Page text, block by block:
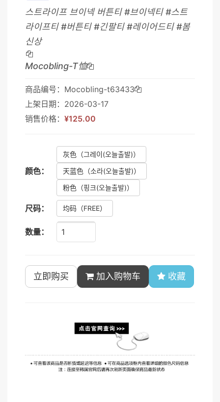
스트라이프 브이넥 버튼티 #브이넥티 #스트
라이프티 #버튼티 #긴팔티 #레이어드티 #봄
신상
Mocobling-T恤
商品编号：Mocobling-t63433
上架日期：2026-03-17
销售价格： ¥125.00
颜色：
灰色 （그레이(오늘출발)）
天蓝色 （소라(오늘출발)）
粉色 （핑크(오늘출발)）
尺码： 均码 （FREE）
数量：
立即购买 加入购物车 收藏